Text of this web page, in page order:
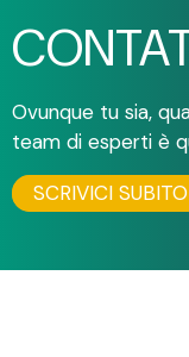
Ovunque tu sia,
team di esperti è
SCRIVICI SUBITO